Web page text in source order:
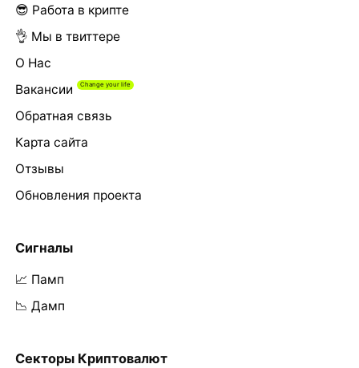
😎 Работа в крипте
👌 Мы в твиттере
О Нас
Вакансии
Обратная связь
Карта сайта
Отзывы
Обновления проекта
Сигналы
📈 Памп
📉 Дамп
Секторы Криптовалют